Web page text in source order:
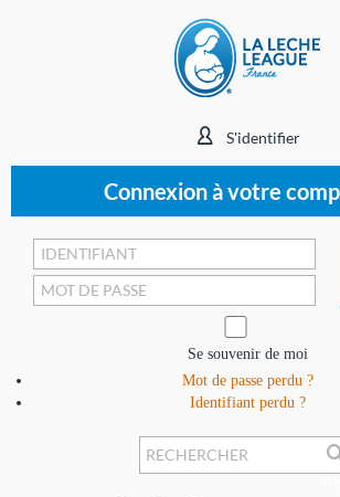
S'identifier
Connexion à votre
Se souvenir de moi
Mot de passe perdu ?
Identifiant perdu ?